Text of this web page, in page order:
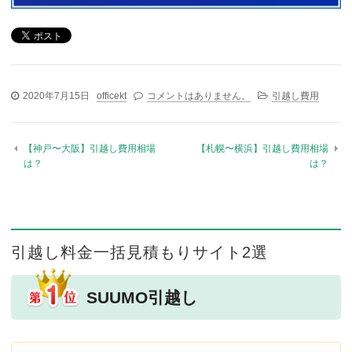
2020年7月15日 officekt コメントはありません。 引越し費用
【神戸〜大阪】引越し費用相場
は？
【札幌〜横浜】引越し費用相場
は？
引越し料金一括見積もりサイト2選
SUUMO引越し